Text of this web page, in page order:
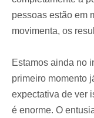
pessoas estão em
movimenta, os
Estamos ainda no
primeiro momento
expectativa de ver
é enorme. O